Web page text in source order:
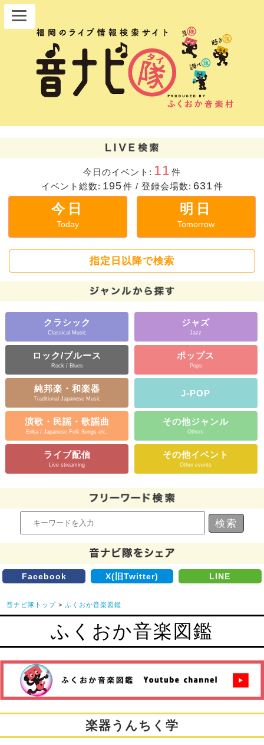
今日のイベント: 11 件
イベント総数: 195件 / 登録会場数: 631 件
今日
Today
明日
Tomorrow
指定日以降で検索
クラシック
Classical Music
ジャズ
Jazz
ロック/ブルース
Rock / Blues
ポップス
Pops
純邦楽・和楽器
Traditional Japanese Music
J-POP
演歌・民謡・歌謡曲
Enka / Japanese Folk Songs etc.
その他ジャンル
Others
ライブ配信
Live streaming
その他イベント
Other events
Facebook X(旧Twitter) LINE
音ナビ隊トップ >ふくおか音楽図鑑
ふくおか音楽図鑑
楽器うんちく学